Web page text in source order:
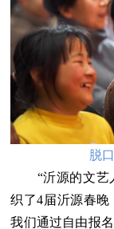
脱
“沂源的文艺人
织了4届沂源春晚
我们通过自由报